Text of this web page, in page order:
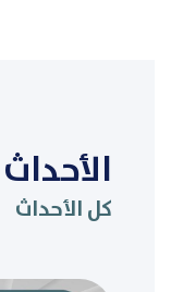
الأحداث
كل الأحداث